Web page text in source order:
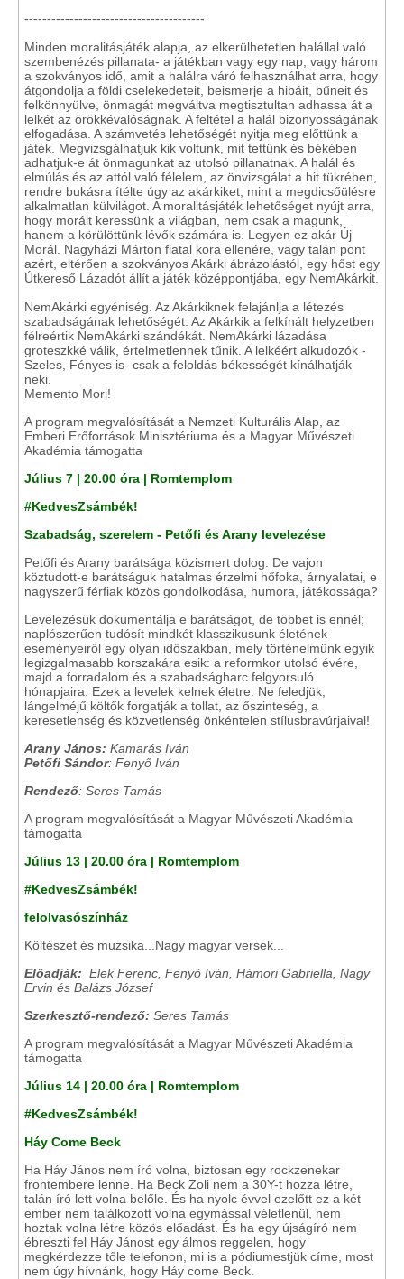
----------------------------------------
Minden moralitásjáték alapja, az elkerülhetetlen halállal való
szembenézés pillanata- a játékban vagy egy nap, vagy három
a szokványos idő, amit a halálra váró felhasználhat arra, hogy
átgondolja a földi cselekedeteit, beismerje a hibáit, bűneit és
felkönnyülve, önmagát megváltva megtisztultan adhassa át a
lelkét az örökkévalóságnak. A feltétel a halál bizonyosságának
elfogadása. A számvetés lehetőségét nyitja meg előttünk a
játék. Megvizsgálhatjuk kik voltunk, mit tettünk és békében
adhatjuk-e át önmagunkat az utolsó pillanatnak. A halál és
elmúlás és az attól való félelem, az önvizsgálat a hit tükrében,
rendre bukásra ítélte úgy az akárkiket, mint a megdicsőülésre
alkalmatlan külvilágot. A moralitásjáték lehetőséget nyújt arra,
hogy morált keressünk a világban, nem csak a magunk,
hanem a körülöttünk lévők számára is. Legyen ez akár Új
Morál. Nagyházi Márton fiatal kora ellenére, vagy talán pont
azért, eltérően a szokványos Akárki ábrázolástól, egy hőst egy
Útkereső Lázadót állít a játék középpontjába, egy NemAkárkit.
NemAkárki egyéniség. Az Akárkiknek felajánlja a létezés
szabadságának lehetőségét. Az Akárkik a felkínált helyzetben
félreértik NemAkárki szándékát. NemAkárki lázadása
groteszkké válik, értelmetlennek tűnik. A lelkéért alkudozók -
Szeles, Fényes is- csak a feloldás békességét kínálhatják
neki.
Memento Mori!
A program megvalósítását a Nemzeti Kulturális Alap, az
Emberi Erőforrások Minisztériuma és a Magyar Művészeti
Akadémia támogatta
Július 7 | 20.00 óra | Romtemplom
#KedvesZsámbék!
Szabadság, szerelem - Petőfi és Arany levelezése
Petőfi és Arany barátsága közismert dolog. De vajon
köztudott-e barátságuk hatalmas érzelmi hőfoka, árnyalatai, e
nagyszerű férfiak közös gondolkodása, humora, játékossága?
Levelezésük dokumentálja e barátságot, de többet is ennél;
naplószerűen tudósít mindkét klasszikusunk életének
eseményeiről egy olyan időszakban, mely történelmünk egyik
legizgalmasabb korszakára esik: a reformkor utolsó évére,
majd a forradalom és a szabadságharc felgyorsuló
hónapjaira. Ezek a levelek kelnek életre. Ne feledjük,
lángelméjű költők forgatják a tollat, az őszinteség, a
keresetlenség és közvetlenség önkéntelen stílusbravúrjaival!
Arany János: Kamarás Iván
Petőfi Sándor: Fenyő Iván
Rendező: Seres Tamás
A program megvalósítását a Magyar Művészeti Akadémia
támogatta
Július 13 | 20.00 óra | Romtemplom
#KedvesZsámbék!
felolvasószínház
Költészet és muzsika...Nagy magyar versek...
Előadják: Elek Ferenc, Fenyő Iván, Hámori Gabriella, Nagy
Ervin és Balázs József
Szerkesztő-rendező: Seres Tamás
A program megvalósítását a Magyar Művészeti Akadémia
támogatta
Július 14 | 20.00 óra | Romtemplom
#KedvesZsámbék!
Háy Come Beck
Ha Háy János nem író volna, biztosan egy rockzenekar
frontembere lenne. Ha Beck Zoli nem a 30Y-t hozza létre,
talán író lett volna belőle. És ha nyolc évvel ezelőtt ez a két
ember nem találkozott volna egymással véletlenül, nem
hoztak volna létre közös előadást. És ha egy újságíró nem
ébreszti fel Háy Jánost egy álmos reggelen, hogy
megkérdezze tőle telefonon, mi is a pódiumestjük címe, most
nem úgy hívnánk, hogy Háy come Beck.